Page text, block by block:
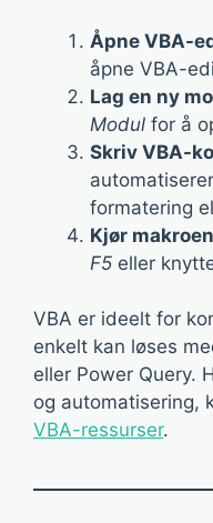
Åpne VBA-
åpne VBA-
Lag en ny
Modul for å
Skriv VBA-
formatering
Kjør makroen
F5 eller
VBA er ideelt for
enkelt kan løses
eller Power Query.
og automatisering,
VBA-ressurser.